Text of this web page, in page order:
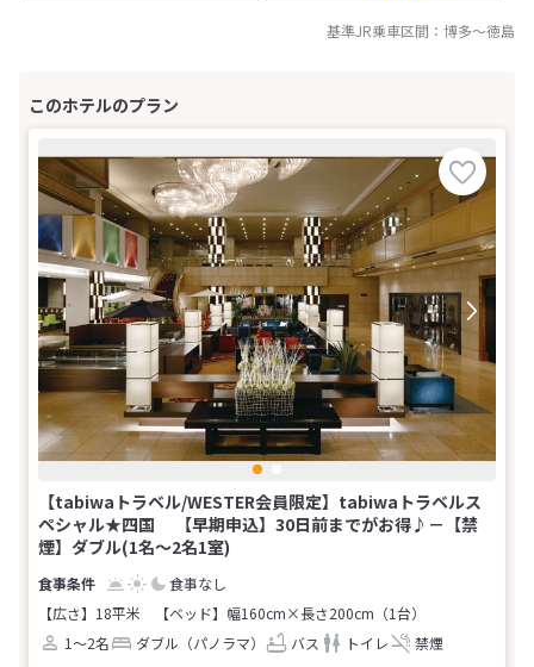
基準JR乗車区間： 博多～徳島
【tabiwaトラベル/WESTER会員限定】tabiwaトラベルス
ペシャル★四国 【早期申込】30日前までがお得♪－【禁
煙】ダブル(1名～2名1室)
食事なし
【広さ】18平米
【ベッド】幅160cm×長さ200cm（1台）
1～2名
ダブル（パノラマ） バス トイレ 禁煙